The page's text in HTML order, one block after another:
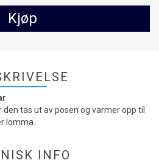
Kjøp
tas ut av posen og varmer opp til
lomma.
INFO